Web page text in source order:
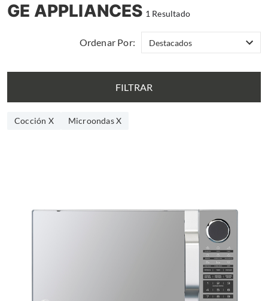
GE APPLIANCES 1 Resultado
Ordenar Por:
FILTRAR
Cocción X Microondas X